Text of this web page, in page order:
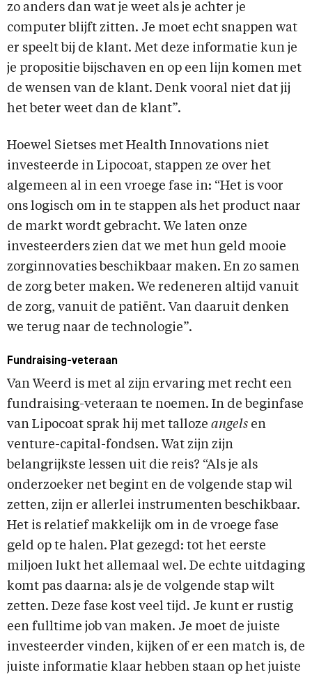
zo anders dan wat je weet als je achter je
computer blijft zitten. Je moet echt snappen wat
er speelt bij de klant. Met deze informatie kun je
je propositie bijschaven en op een lijn komen met
de wensen van de klant. Denk vooral niet dat jij
het beter weet dan de klant”.
Hoewel Sietses met Health Innovations niet
investeerde in Lipocoat, stappen ze over het
algemeen al in een vroege fase in: “Het is voor
ons logisch om in te stappen als het product naar
de markt wordt gebracht. We laten onze
investeerders zien dat we met hun geld mooie
zorginnovaties beschikbaar maken. En zo samen
de zorg beter maken. We redeneren altijd vanuit
de zorg, vanuit de patiënt. Van daaruit denken
we terug naar de technologie”.
Fundraising-veteraan
Van Weerd is met al zijn ervaring met recht een
fundraising-veteraan te noemen. In de beginfase
van Lipocoat sprak hij met talloze angels en
venture-capital-fondsen. Wat zijn zijn
belangrijkste lessen uit die reis? “Als je als
onderzoeker net begint en de volgende stap wil
zetten, zijn er allerlei instrumenten beschikbaar.
Het is relatief makkelijk om in de vroege fase
geld op te halen. Plat gezegd: tot het eerste
miljoen lukt het allemaal wel. De echte uitdaging
komt pas daarna: als je de volgende stap wilt
zetten. Deze fase kost veel tijd. Je kunt er rustig
een fulltime job van maken. Je moet de juiste
investeerder vinden, kijken of er een match is, de
juiste informatie klaar hebben staan op het juiste